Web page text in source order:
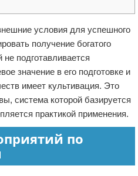
условия для успешного
получение богатого
подготавливается
значение в его подготовке и
имеет культивация. Это
система которой базируется
практикой применения.
по